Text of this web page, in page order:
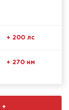
+ 200 лс
+ 270 нм
+